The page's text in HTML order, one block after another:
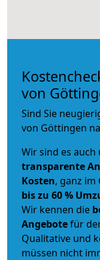
von
Sind Sie
von Göttingen
Wir sind es
transparente
Kosten, ganz im
bis zu 60 %
Wir kennen die
Angebotefür
Qualitative und
müssen nicht